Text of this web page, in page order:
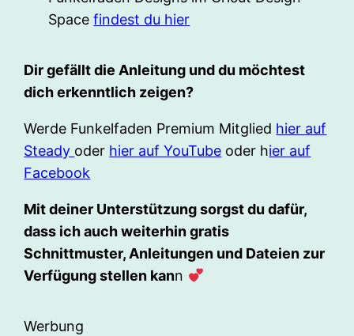
Spacefindest du hier
Dir gefällt die Anleitung und du möchtest
dich erkenntlich zeigen?
Werde Funkelfaden Premium Mitglied hier auf
Steady oder hier auf YouTube oder hier auf
Facebook
Mit deiner Unterstützung sorgst du dafür,
dass ich auch weiterhin gratis
Schnittmuster, Anleitungen und Dateien zur
Verfügung stellen kann
Werbung